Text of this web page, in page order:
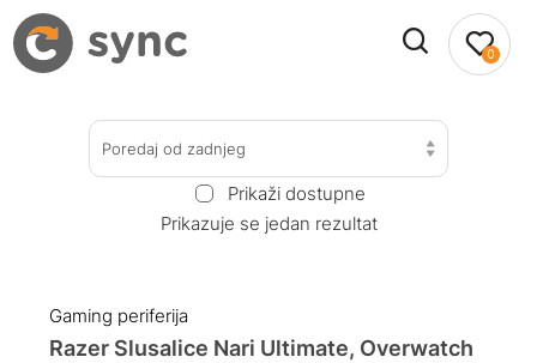
0
Poredaj od zadnjeg
Prikaži dostupne
Prikazuje se jedan rezultat
Gaming periferija
Razer Slusalice Nari Ultimate, Overwatch